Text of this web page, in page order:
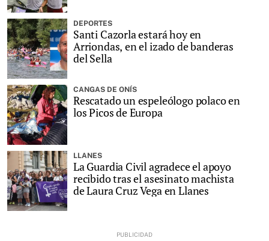
DEPORTES
Santi Cazorla estará hoy en
Arriondas, en el izado de banderas
del Sella
CANGAS DE ONÍS
Rescatado un espeleólogo polaco en
los Picos de Europa
LLANES
La Guardia Civil agradece el apoyo
recibido tras el asesinato machista
de Laura Cruz Vega en Llanes